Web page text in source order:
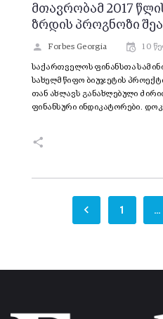
მთავრობამ 2017
ზრდის პროგნოზი
Forbes Georgia 10
საქართველოს ფინანსთა
სახელმწიფო ბიუჯეტის
თან ახლავს განახლებული
ფინანსური ინდიკატორები.
1 …